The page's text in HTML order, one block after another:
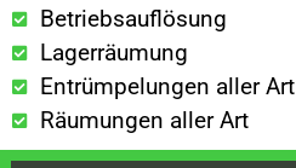
Betriebsauflösung
Lagerräumung
Entrümpelungen aller Art
Räumungen aller Art